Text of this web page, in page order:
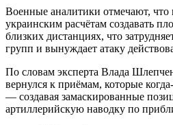
Военные аналитики отмечают, что
украинским расчётам создавать
близких дистанциях, что
групп и вынуждает атаку
По словам эксперта Влада
вернулся к приёмам, которые
— создавая замаскированные
артиллерийскую наводку по